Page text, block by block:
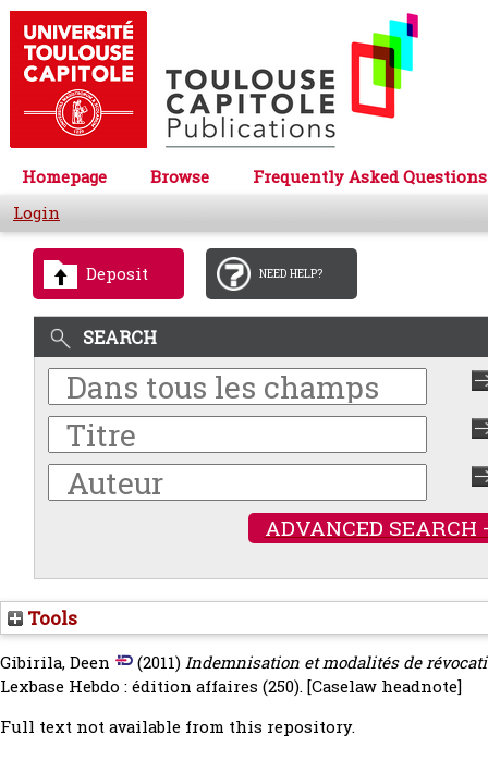
Homepage Browse
Frequently Asked Questions
Login
Deposit NEED HELP?
SEARCH
ADVANCED SEARCH
Tools
Gibirila, Deen (2011)Indemnisation et modalités de
Lexbase Hebdo : édition affaires (250).[Caselaw headnote]
Full text not available from this repository.